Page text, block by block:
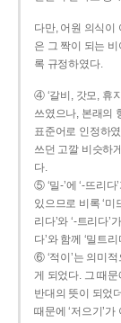
다만, 어원 의식이
은 그 짝이 되는
록 규정하였다.
④ ‘갈비, 갓모, 휴
쓰였으나, 본래의
표준어로 인정하
쓰던 고깔 비슷하
다.
⑤ ‘밀-’에 ‘-뜨리다
있으므로 비록 ‘미
리다’와 ‘-트리다’
다’와 함께 ‘밀트
⑥ ‘적이’는 의미적
게 되었다. 그 때문
반대의 뜻이 되었
때문에 ‘저으기’가